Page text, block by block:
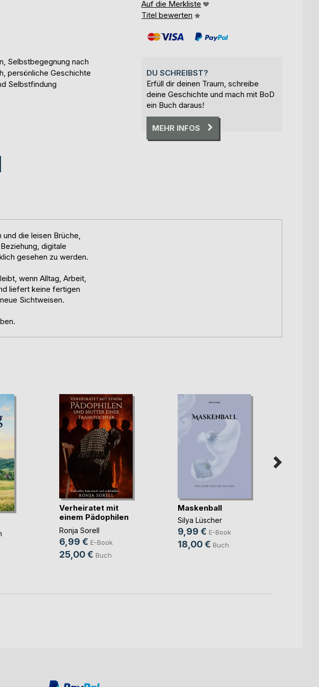
Selbstbegegnung nach
persönliche Geschichte
Selbstfindung
Auf die Merkliste
Titel bewerten
DU SCHREIBST?
Erfüll dir deinen Traum, schreibe
deine Geschichte und mach mit BoD
ein Buch daraus!
MEHR INFOS
die leisen Brüche,
digitale
gesehen zu werden.
wenn Alltag, Arbeit,
liefert keine fertigen
Sichtweisen.
Verheiratet mit
einem Pädophilen
u(...)
Ronja Sorell
6,99 € E-Book
25,00 € Buch
Maskenball
Silya Lüscher
9,99 € E-Book
18,00 € Buch